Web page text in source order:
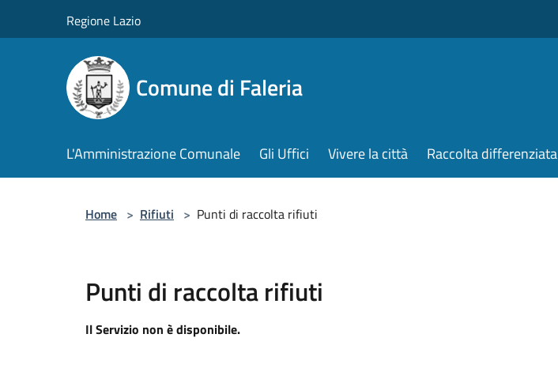
Regione Lazio
Comune di Faleria
L'Amministrazione Comunale Gli Uffici Vivere la città Raccolta differenziata
Home > Rifiuti > Punti di raccolta rifiuti
Punti di raccolta rifiuti
Il Servizio non è disponibile.